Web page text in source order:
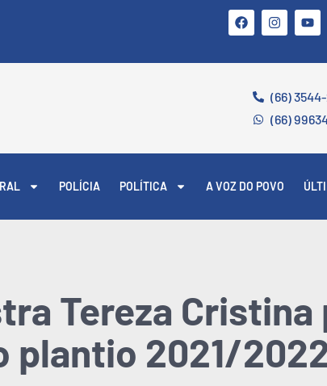
(66)
(66)
POLÍCIA POLÍTICA A VOZ DO POVO
Tereza
plantio 2021/